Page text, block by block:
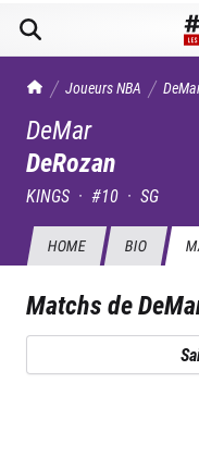
TrashTalk Actu NBA
Joueurs NBA
DeMar
DeRozan
KINGS · #10 · SG
HOME BIO
Matchs de